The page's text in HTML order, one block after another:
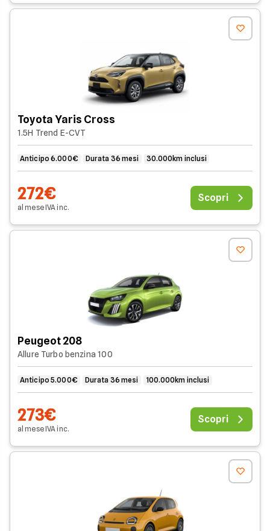
Toyota Yaris Cross
1.5H Trend E-CVT
Anticipo 6.000€ Durata 36 mesi 30.000km inclusi
272€
al meseIVAinc.
Scopri
Peugeot 208
Allure Turbo benzina 100
Anticipo 5.000€ Durata 36 mesi 100.000km inclusi
273€
al meseIVAinc.
Scopri